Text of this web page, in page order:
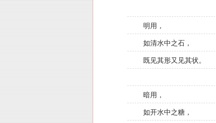
明用，
如清水中之石，
既见其形又见其状。
暗用，
如开水中之糖，